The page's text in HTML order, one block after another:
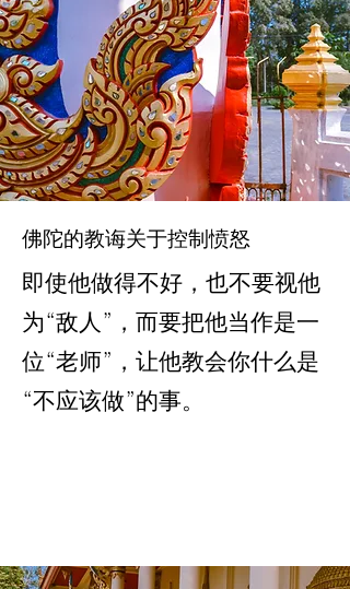
佛陀的教诲关于控制愤怒
即使他做得不好，也不要视他
为“敌人”，而要把他当作是一
位“老师”，让他教会你什么是
“不应该做”的事。